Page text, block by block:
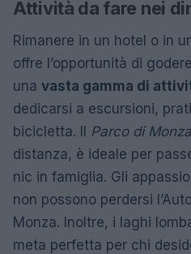
Attività da fare nei
Rimanere in un hotel o in
offre l’opportunità di
una vasta gamma di
dedicarsi a escursioni,
bicicletta. Il Parco di Monza
distanza, è ideale per
nic in famiglia. Gli
non possono perdersi
Monza. Inoltre, i laghi
meta perfetta per chi